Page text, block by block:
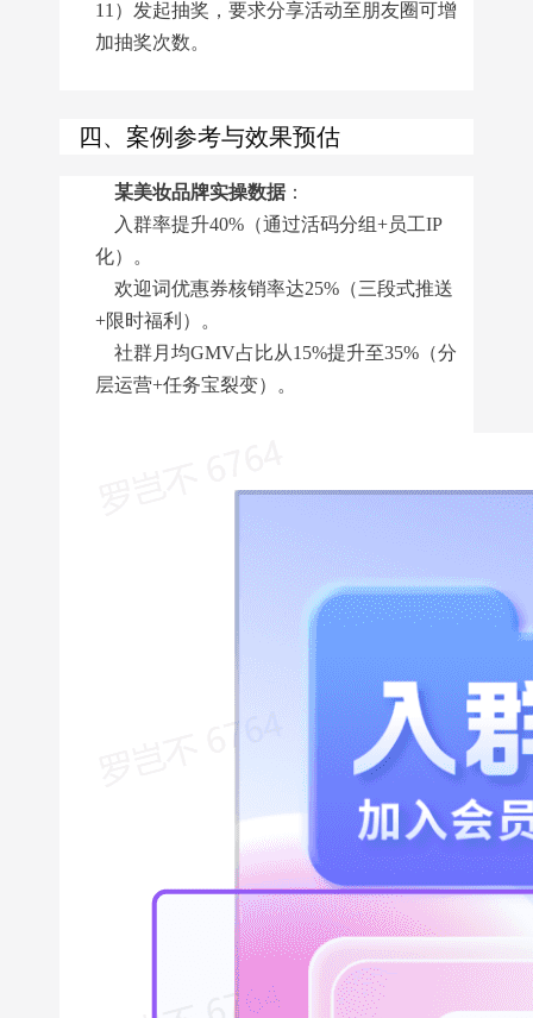
11）发起抽奖，要求分享活动至朋友圈可增
加抽奖次数。
四、案例参考与效果预估
某美妆品牌实操数据：
入群率提升40%（通过活码分组+员工IP
化）。
欢迎词优惠券核销率达25%（三段式推送
+限时福利）。
社群月均GMV占比从15%提升至35%（分
层运营+任务宝裂变）。